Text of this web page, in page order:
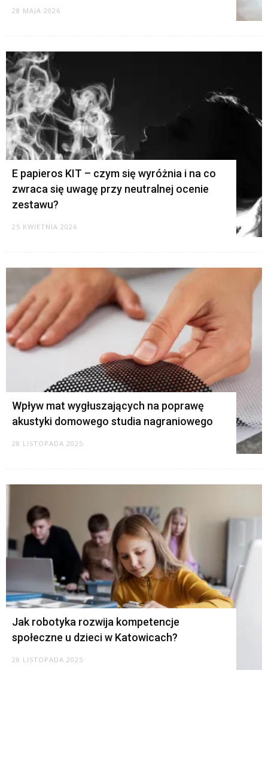
28 MAJA 2026
E papieros KIT – czym się wyróżnia i na co
zwraca się uwagę przy neutralnej ocenie
zestawu?
25 KWIETNIA 2026
Wpływ mat wygłuszających na poprawę
akustyki domowego studia nagraniowego
28 LISTOPADA 2025
Jak robotyka rozwija kompetencje
społeczne u dzieci w Katowicach?
28 LISTOPADA 2025